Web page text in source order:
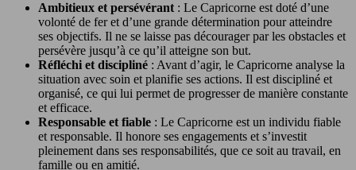
Ambitieux et persévérant : Le Capricorne est doté d’une
volonté de fer et d’une grande détermination pour atteindre
ses objectifs. Il ne se laisse pas décourager par les obstacles et
persévère jusqu’à ce qu’il atteigne son but.
Réfléchi et discipliné : Avant d’agir, le Capricorne analyse la
situation avec soin et planifie ses actions. Il est discipliné et
organisé, ce qui lui permet de progresser de manière constante
et efficace.
Responsable et fiable : Le Capricorne est un individu fiable
et responsable. Il honore ses engagements et s’investit
pleinement dans ses responsabilités, que ce soit au travail, en
famille ou en amitié.